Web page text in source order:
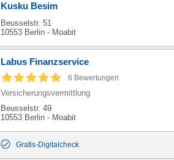
Kusku Besim
Beusselstr. 51
10553 Berlin - Moabit
Labus Finanzservice
6 Bewertungen
Versicherungsvermittlung
Beusselstr. 49
10553 Berlin - Moabit
Gratis-Digitalcheck